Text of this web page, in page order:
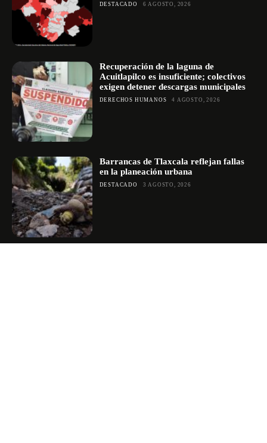
DESTACADO 6 AGOSTO, 2026
Recuperación de la laguna de
Acuitlapilco es insuficiente; colectivos
exigen detener descargas municipales
DERECHOS HUMANOS 4 AGOSTO, 2026
Barrancas de Tlaxcala reflejan fallas
en la planeación urbana
DESTACADO 3 AGOSTO, 2026